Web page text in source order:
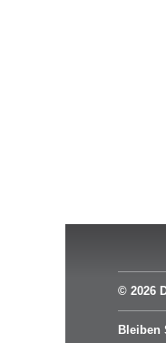
© 2026
Bleiben